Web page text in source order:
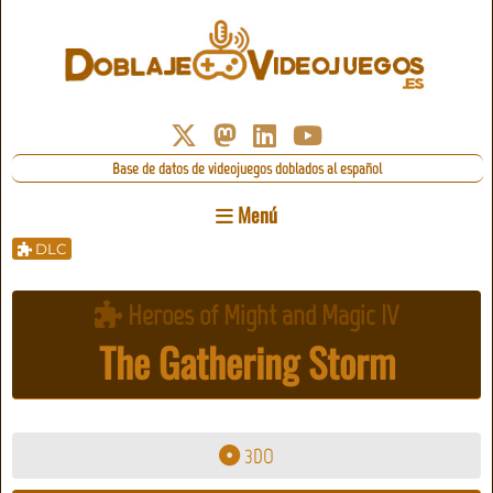
Base de datos de videojuegos doblados al español
Menú
DLC
Heroes of Might and Magic IV
The Gathering Storm
3DO